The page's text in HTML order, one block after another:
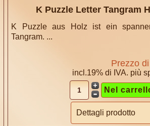
K Puzzle Letter Tangram
K Puzzle aus Holz ist ein
Tangram. ...
Prezzo
incl.19% di IVA. più
Dettagli prodotto